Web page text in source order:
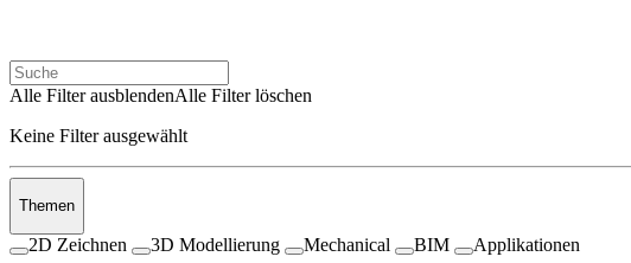
Alle Filter ausblendenAlle Filter löschen
Keine Filter ausgewählt
Themen
2D Zeichnen 3D Modellierung Mechanical BIM Applikationen